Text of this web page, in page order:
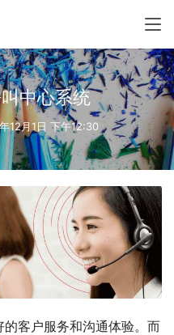
中心系统
12月1日 下午12:30
客户服务和沟通体验。而